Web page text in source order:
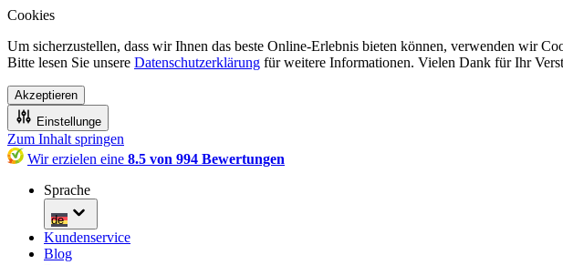
Cookies
Um sicherzustellen, dass wir Ihnen das beste Online-Erlebnis bieten können, verwenden wir
Bitte lesen Sie unsere Datenschutzerklärung für weitere Informationen. Vielen Dank für Ihr
Akzeptieren
Einstellunge
Zum Inhalt springen
Wir erzielen eine 8.5 von 994 Bewertungen
Sprache
de
Kundenservice
Blog